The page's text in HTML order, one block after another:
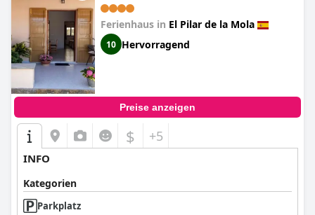
Ferienhaus in El Pilar de la Mola
10 Hervorragend
Preise anzeigen
$ +5
INFO
Kategorien
Parkplatz